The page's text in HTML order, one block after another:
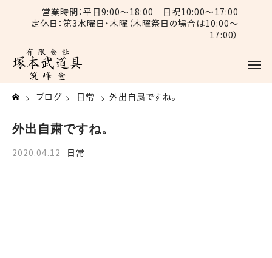
営業時間：平日9:00〜18:00 日祝10:00〜17:00
定休日：第3水曜日・木曜（木曜祭日の場合は10:00〜
17:00）
ブログ 日常 外出自粛ですね。
外出自粛ですね。
2020.04.12 日常